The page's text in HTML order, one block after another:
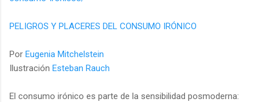
PELIGROS Y PLACERES DEL CONSUMO IRÓNICO
Por Eugenia Mitchelstein
Ilustración Esteban Rauch
El consumo irónico es parte de la sensibilidad posmoderna: